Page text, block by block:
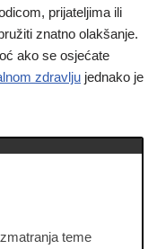
prijateljima ili
znatno olakšanje.
ako se osjećate
zdravlju jednako je
teme